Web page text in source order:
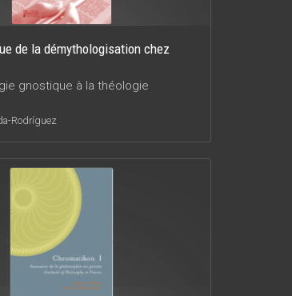
de la démythologisation chez
gnostique à la théologie
Rodríguez